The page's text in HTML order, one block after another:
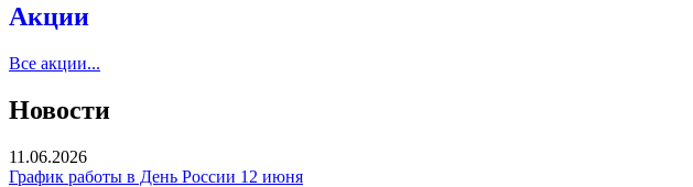
Акции
Все акции...
Новости
11.06.2026
График работы в День России 12 июня